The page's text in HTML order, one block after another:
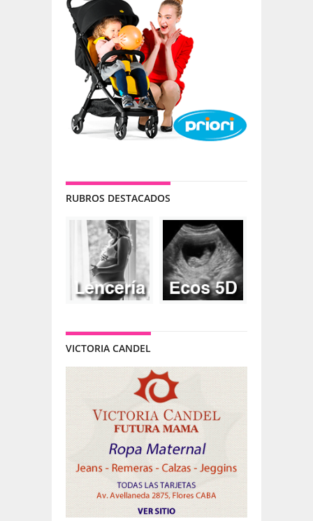
RUBROS DESTACADOS
VICTORIA CANDEL